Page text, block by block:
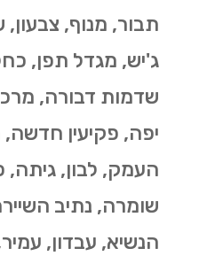
תבור, מנוף,
ג'יש, מגדל תפן,
שדמות דבורה,
יפה, פקיעין
העמק, לבון, גיתה,
שומרה, נתיב
הנשיא, עבדון,